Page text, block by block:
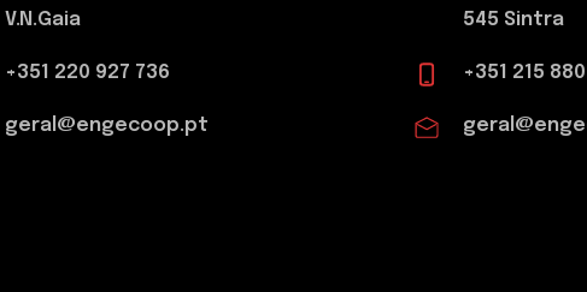
V.N.Gaia
+351 220 927 736
geral@engecoop.pt
545 Sintra
+351 215 880